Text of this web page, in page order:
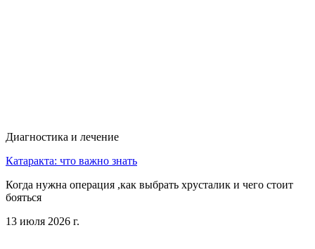
Диагностика и лечение
Катаракта: что важно знать
Когда нужна операция ,как выбрать хрусталик и чего стоит
бояться
13 июля 2026 г.